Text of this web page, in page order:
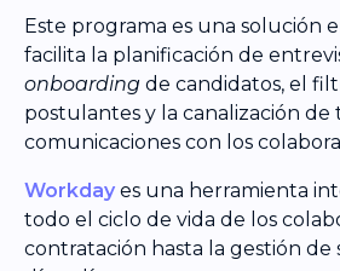
Este programa es una solución
facilita la planificación de
onboarding de candidatos, el
postulantes y la canalización de
comunicaciones con los
Workday es una herramienta
todo el ciclo de vida de los
contratación hasta la gestión de